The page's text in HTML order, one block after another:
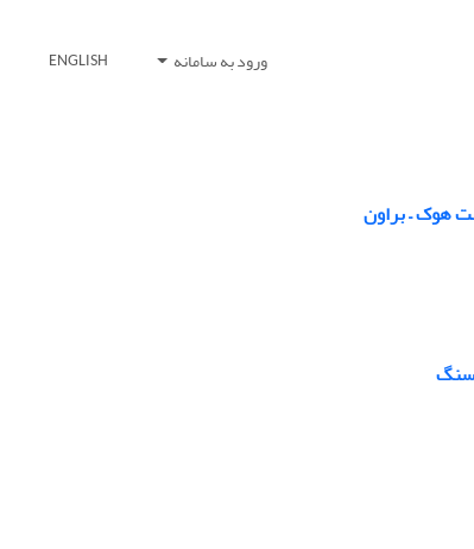
ورود به سامانه ENGLISH
هوک – براون
سنگ